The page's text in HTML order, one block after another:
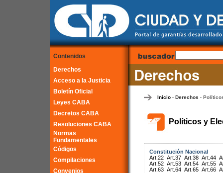
Contenidos
Derechos
Acceso a la Justicia
Boletín Oficial
Leyes CABA
Decretos CABA
Resoluciones CABA
Normas
Fundamentales
Códigos
Compilaciones
Convenios
Inicio- Derechos -
Políticos y
Constitución Nacional
Art.22 Art.37 Art.38 Art.44
Art.52 Art.53 Art.54 Art.55
Art.63 Art.64 Art.65 Art.66